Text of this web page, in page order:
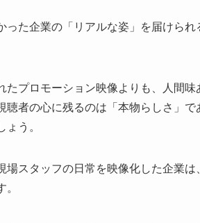
った企業の「リアルな姿」を届けら
たプロモーション映像よりも、人間
聴者の心に残るのは「本物らしさ」
う。
場スタッフの日常を映像化した企業